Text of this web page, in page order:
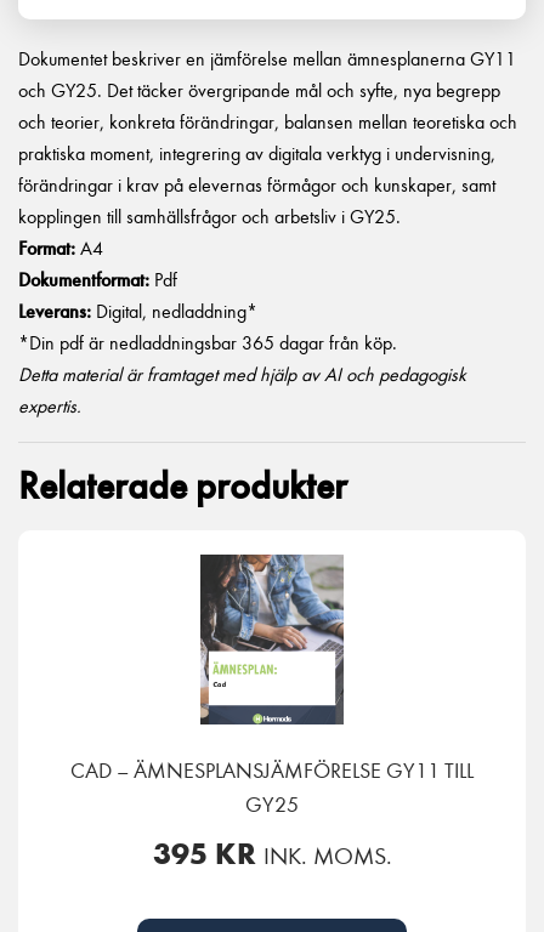
Dokumentet beskriver en jämförelse mellan ämnesplanerna GY11
och GY25. Det täcker övergripande mål och syfte, nya begrepp
och teorier, konkreta förändringar, balansen mellan teoretiska och
praktiska moment, integrering av digitala verktyg i undervisning,
förändringar i krav på elevernas förmågor och kunskaper, samt
kopplingen till samhällsfrågor och arbetsliv i GY25.
Format: A4
Dokumentformat: Pdf
Leverans: Digital, nedladdning*
*Din pdf är nedladdningsbar 365 dagar från köp.
Detta material är framtaget med hjälp av AI och pedagogisk
expertis.
Relaterade produkter
CAD – ÄMNESPLANSJÄMFÖRELSE GY11 TILL
GY25
395 KR INK. MOMS.